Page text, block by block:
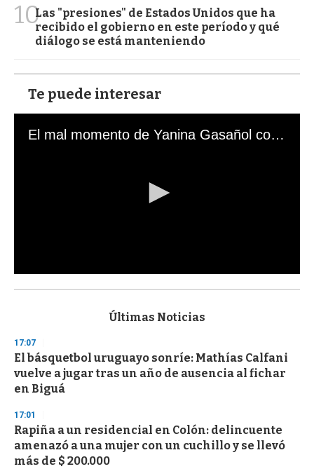
10Las "presiones" de Estados Unidos que ha
recibido el gobierno en este período y qué
diálogo se está manteniendo
Te puede interesar
El mal momento de Yanina Gasañol con un hincha argentino en "Subrayado"
s
d
s
o
f
3
s
e
c
o
n
Últimas Noticias
17:07
El básquetbol uruguayo sonríe: Mathías Calfani
vuelve a jugar tras un año de ausencia al fichar
en Biguá
17:01
Rapiña a un residencial en Colón: delincuente
amenazó a una mujer con un cuchillo y se llevó
más de $ 200.000